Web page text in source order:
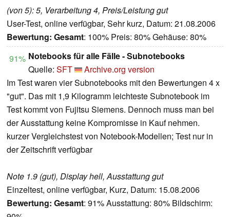
(von 5): 5, Verarbeitung 4, Preis/Leistung gut
User-Test, online verfügbar, Sehr kurz, Datum: 21.08.2006
Bewertung: Gesamt: 100% Preis: 80% Gehäuse: 80%
91% Notebooks für alle Fälle - Subnotebooks
Quelle: SFT
Archive.org version
Im Test waren vier Subnotebooks mit den Bewertungen 4 x
"gut". Das mit 1,9 Kilogramm leichteste Subnotebook im
Test kommt von Fujitsu Siemens. Dennoch muss man bei
der Ausstattung keine Kompromisse in Kauf nehmen.
kurzer Vergleichstest von Notebook-Modellen; Test nur in
der Zeitschrift verfügbar
Note 1.9 (gut), Display hell, Ausstattung gut
Einzeltest, online verfügbar, Kurz, Datum: 15.08.2006
Bewertung: Gesamt: 91% Ausstattung: 80% Bildschirm: